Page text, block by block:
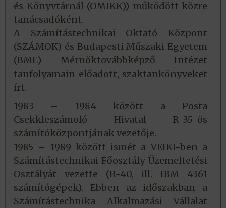
és Könyvtárnál (OMIKK)) működött közre
tanácsadóként.
A Számítástechnikai Oktató Központ
(SZÁMOK) és Budapesti Műszaki Egyetem
(BME) Mérnöktovábbképző Intézet
tanfolyamain előadott, szaktankönyveket
írt.
1983 – 1984 között a Posta
Csekkleszámoló Hivatal R-35-ös
számítóközpontjának vezetője.
1985 – 1989 között ismét a VEIKI-ben a
Számítástechnikai Főosztály Üzemeltetési
Osztályát vezette (R-40, ill. IBM 4361
számítógépek). Ebben az időszakban a
Számítástechnika Alkalmazási Vállalat